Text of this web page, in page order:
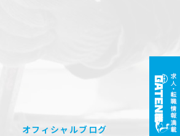
オフィシャルブログ